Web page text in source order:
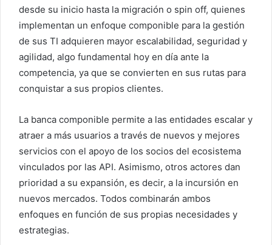
desde su inicio hasta la migración o spin off, quienes
implementan un enfoque componible para la gestión
de sus TI adquieren mayor escalabilidad, seguridad y
agilidad, algo fundamental hoy en día ante la
competencia, ya que se convierten en sus rutas para
conquistar a sus propios clientes.
La banca componible permite a las entidades escalar y
atraer a más usuarios a través de nuevos y mejores
servicios con el apoyo de los socios del ecosistema
vinculados por las API. Asimismo, otros actores dan
prioridad a su expansión, es decir, a la incursión en
nuevos mercados. Todos combinarán ambos
enfoques en función de sus propias necesidades y
estrategias.